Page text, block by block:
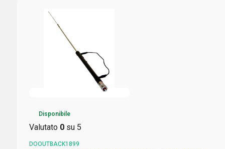
Disponibile
Valutato 0su 5
DOOUTBACK1899